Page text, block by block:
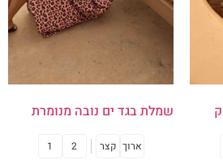
שמלת בגד ים נובה מנומרת
ארוך קצר 2
1